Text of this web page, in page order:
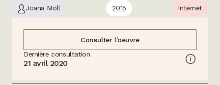
Joana Moll
2015
Internet
Consulter l'oeuvre
Dernière consultation
21 avril 2020